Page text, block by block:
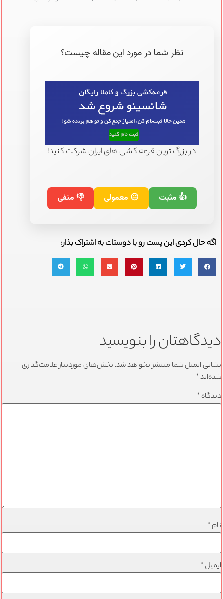
نظر شما در مورد این مقاله چیست؟
در بزرگ ترین قرعه کشی های ایران شرکت کنید!
👍 مثبت 😐 معمولی 👎 منفی
اگه حال کردی این پست رو با دوستات به اشتراک بذار:
دیدگاهتان را بنویسید
نشانی ایمیل شما منتشر نخواهد شد. بخش‌های موردنیاز علامت‌گذاری
شده‌اند*
دیدگاه *
نام *
ایمیل*